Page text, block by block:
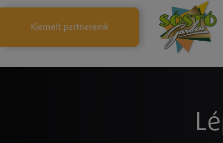
Kiemelt partnereink